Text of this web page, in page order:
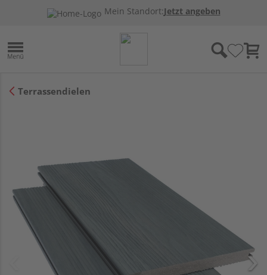
Mein Standort:Jetzt angeben
Terrassendielen